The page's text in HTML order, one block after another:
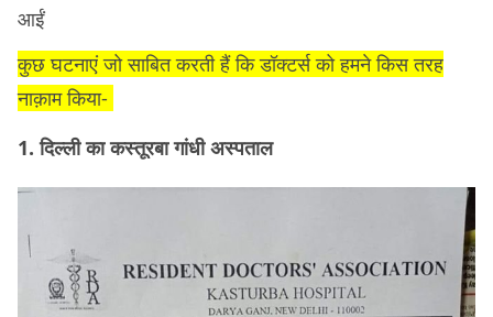
आईं
कुछ घटनाएं जो साबित करती हैं कि डॉक्टर्स को हमने किस तरह
नाक़ाम किया-
1. दिल्ली का कस्तूरबा गांधी अस्पताल